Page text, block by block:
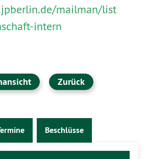
mailman/list
intern
Zurück
Beschlüsse